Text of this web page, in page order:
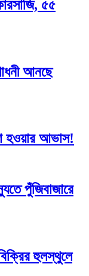
৫৫
আনছে
হওয়ার আভাস!
পুঁজিবাজারে
হুলস্থুলে